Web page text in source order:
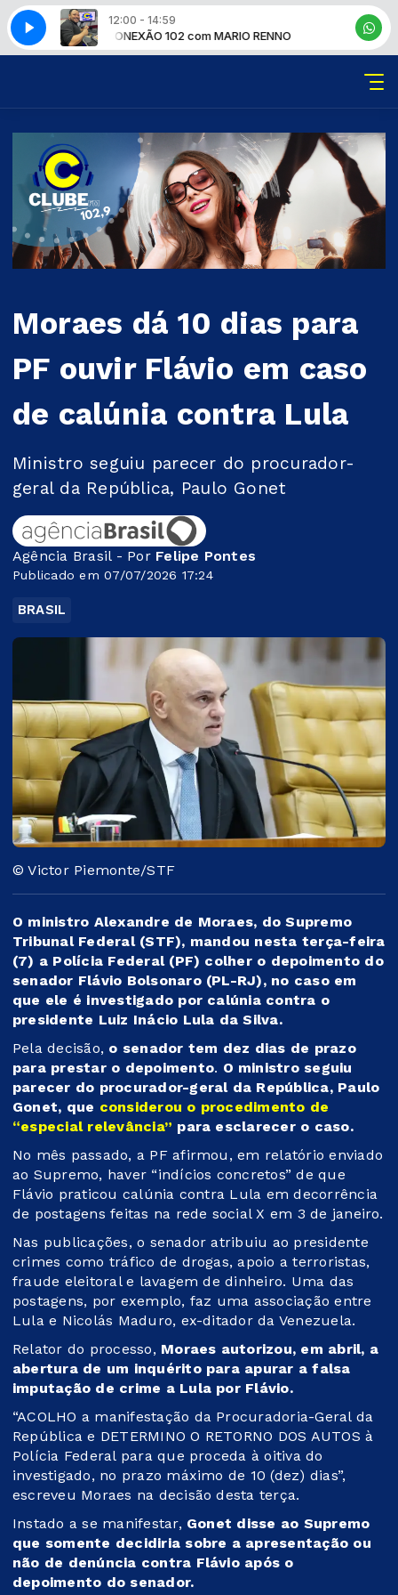
12:00 - 14:59
CONEXÃO 102 com MARIO RENNO
Moraes dá 10 dias para
PF ouvir Flávio em caso
de calúnia contra Lula
Ministro seguiu parecer do procurador-
geral da República, Paulo Gonet
Agência Brasil - Por Felipe Pontes
Publicado em 07/07/2026 17:24
BRASIL
© Victor Piemonte/STF
O ministro Alexandre de Moraes, do Supremo
Tribunal Federal (STF), mandou nesta terça-feira
(7) a Polícia Federal (PF) colher o depoimento do
senador Flávio Bolsonaro (PL-RJ), no caso em
que ele é investigado por calúnia contra o
presidente Luiz Inácio Lula da Silva.
Pela decisão, o senador tem dez dias de prazo
para prestar o depoimento. O ministro seguiu
parecer do procurador-geral da República, Paulo
Gonet, que considerou o procedimento de
“especial relevância” para esclarecer o caso.
No mês passado, a PF afirmou, em relatório enviado
ao Supremo, haver “indícios concretos” de que
Flávio praticou calúnia contra Lula em decorrência
de postagens feitas na rede social X em 3 de janeiro.
Nas publicações, o senador atribuiu ao presidente
crimes como tráfico de drogas, apoio a terroristas,
fraude eleitoral e lavagem de dinheiro. Uma das
postagens, por exemplo, faz uma associação entre
Lula e Nicolás Maduro, ex-ditador da Venezuela.
Relator do processo, Moraes autorizou, em abril, a
abertura de um inquérito para apurar a falsa
imputação de crime a Lula por Flávio.
“ACOLHO a manifestação da Procuradoria-Geral da
República e DETERMINO O RETORNO DOS AUTOS à
Polícia Federal para que proceda à oitiva do
investigado, no prazo máximo de 10 (dez) dias”,
escreveu Moraes na decisão desta terça.
Instado a se manifestar, Gonet disse ao Supremo
que somente decidiria sobre a apresentação ou
não de denúncia contra Flávio após o
depoimento do senador.